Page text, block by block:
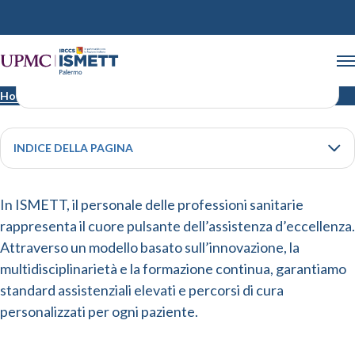
Home
Professioni Sanitarie
INDICE DELLA PAGINA
In ISMETT, il personale delle professioni sanitarie
rappresenta il cuore pulsante dell’assistenza d’eccellenza.
Attraverso un modello basato sull’innovazione, la
multidisciplinarietà e la formazione continua, garantiamo
standard assistenziali elevati e percorsi di cura
personalizzati per ogni paziente.